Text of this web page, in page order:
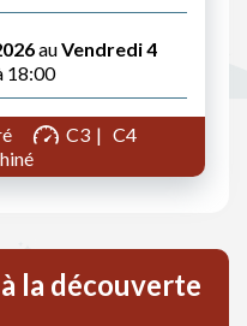
auVendredi 4
18:00
C3
C4
à la découverte